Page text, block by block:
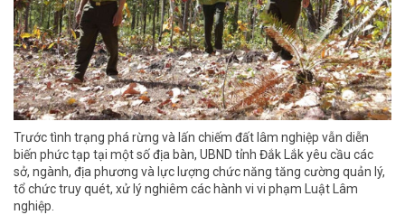
Trước tình trạng phá rừng và lấn chiếm đất lâm nghiệp vẫn diễn
biến phức tạp tại một số địa bàn, UBND tỉnh Đắk Lắk yêu cầu các
sở, ngành, địa phương và lực lượng chức năng tăng cường quản lý,
tổ chức truy quét, xử lý nghiêm các hành vi vi phạm Luật Lâm
nghiệp.